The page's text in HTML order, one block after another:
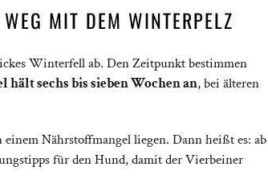
MIT DEM WINTERPELZ
Winterfell ab. Den Zeitpunkt bestimmen
hält sechs bis sieben Wochen an, bei älteren
Nährstoffmangel liegen. Dann heißt es: ab
für den Hund, damit der Vierbeiner